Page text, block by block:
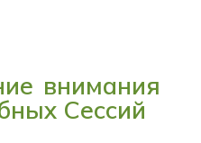
внимания
Сессий